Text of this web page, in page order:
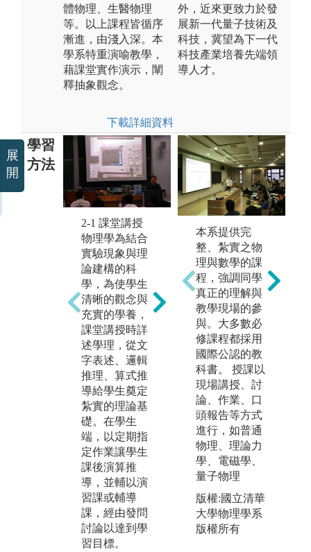
體物理、生醫物理
等。以上課程皆循序
漸進，由淺入深。本
學系特重演喻教學，
藉課堂實作演示，闡
釋抽象觀念。
下載詳細資料
外，近來更致力於發
展新一代量子技術及
科技，冀望為下一代
科技產業培養先端領
導人才。
學習
方法
2-1 課堂講授
物理學為結合
實驗現象與理
論建構的科
學，為使學生
清晰的觀念與
充實的學養，
課堂講授時詳
述學理，從文
字表述、邏輯
推理、算式推
導給學生奠定
紮實的理論基
礎。在學生
端，以定期指
定作業讓學生
課後演算推
導，並輔以演
習課或輔導
課，經由發問
討論以達到學
習目標。
2-2 自製實驗
除固定內容的
實驗課，本系
鼓勵學生自行
設計並製作實
驗。學生可單
獨或組成團隊
提出構想，與
負責教師共同
討論。取材範
圍包括期刊論
文，或網路資
訊，利用本學
系教學研發中
心之各項設
備，製作所需
器材。因係由
學生自行發
想，故有較主
動之意願，從
事探索。
本系提供完
整、紮實之物
理與數學的課
程，強調同學
真正的理解與
教學現場的參
與。大多數必
修課程都採用
國際公認的教
科書。 授課以
現場講授、討
論、作業、口
頭報告等方式
進行，如普通
物理、理論力
學、電磁學、
量子物理
版權:國立清華
大學物理學系
版權所有
展
開